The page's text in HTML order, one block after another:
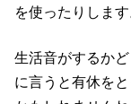
を使ったりします
生活音がするか
に言うと有休を